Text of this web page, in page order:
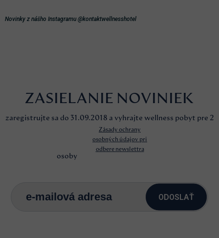
Novinky z nášho Instagramu @kontaktwellnesshotel
ZASIELANIE NOVINIEK
zaregistrujte sa do 31.09.2018 a vyhrajte wellness pobyt pre 2
osoby
Zásady ochrany
osobných údajov pri
odbere newslettra
ODOSLAŤ